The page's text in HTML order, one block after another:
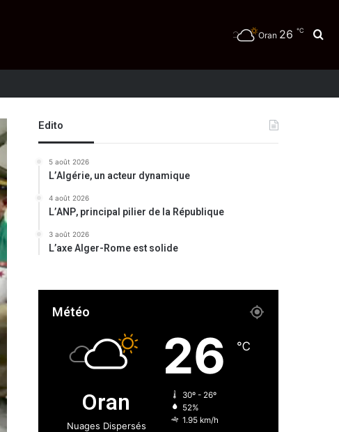
Oran 26 ℃
Edito
5 août 2026
L’Algérie, un acteur dynamique
4 août 2026
L’ANP, principal pilier de la République
3 août 2026
L’axe Alger-Rome est solide
Météo
Oran
Nuages Dispersés
26 ℃
30º - 26º
52%
1.95 km/h